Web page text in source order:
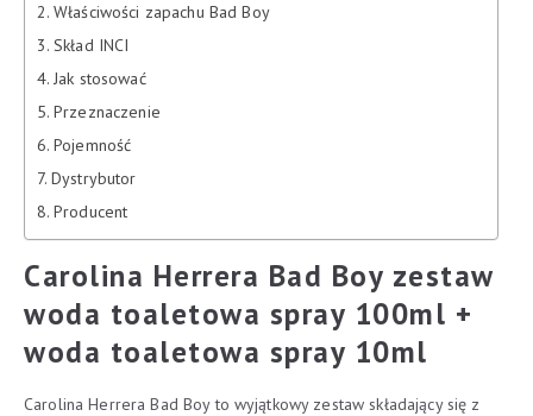
Właściwości zapachu Bad Boy
Skład INCI
Jak stosować
Przeznaczenie
Pojemność
Dystrybutor
Producent
Carolina Herrera Bad Boy zestaw
woda toaletowa spray 100ml +
woda toaletowa spray 10ml
Carolina Herrera Bad Boy to wyjątkowy zestaw składający się z